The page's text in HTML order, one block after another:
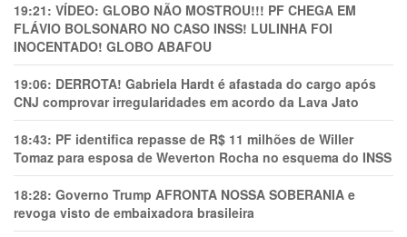
19:21: VÍDEO: GLOBO NÃO MOSTROU!!! PF CHEGA EM
FLÁVIO BOLSONARO NO CASO INSS! LULINHA FOI
INOCENTADO! GLOBO ABAFOU
19:06: DERROTA! Gabriela Hardt é afastada do cargo após
CNJ comprovar irregularidades em acordo da Lava Jato
18:43: PF identifica repasse de R$ 11 milhões de Willer
Tomaz para esposa de Weverton Rocha no esquema do INSS
18:28: Governo Trump AFRONTA NOSSA SOBERANIA e
revoga visto de embaixadora brasileira